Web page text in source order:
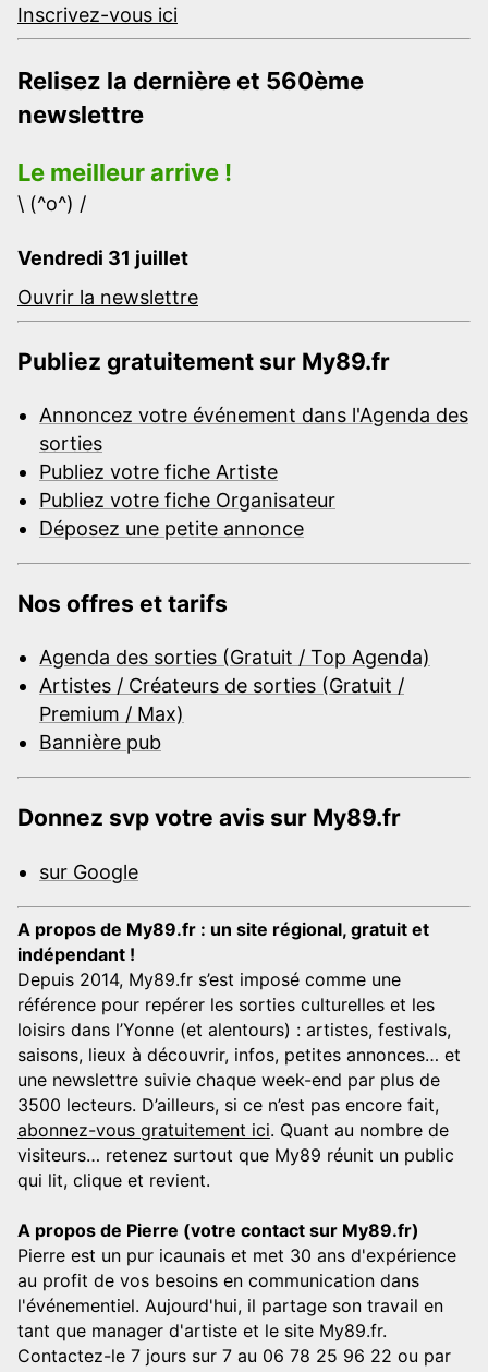
Inscrivez-vous ici
Relisez la dernière et 560ème
newslettre
Le meilleur arrive !
\ (^o^) /
Vendredi 31 juillet
Ouvrir la newslettre
Publiez gratuitement sur My89.fr
Annoncez votre événement dans l'Agenda des
sorties
Publiez votre fiche Artiste
Publiez votre fiche Organisateur
Déposez une petite annonce
Nos offres et tarifs
Agenda des sorties (Gratuit / Top Agenda)
Artistes / Créateurs de sorties (Gratuit /
Premium / Max)
Bannière pub
Donnez svp votre avis sur My89.fr
sur Google
A propos de My89.fr : un site régional, gratuit et
indépendant !
Depuis 2014, My89.fr s’est imposé comme une
référence pour repérer les sorties culturelles et les
loisirs dans l’Yonne (et alentours) : artistes, festivals,
saisons, lieux à découvrir, infos, petites annonces… et
une newslettre suivie chaque week-end par plus de
3500 lecteurs. D’ailleurs, si ce n’est pas encore fait,
abonnez-vous gratuitement ici. Quant au nombre de
visiteurs… retenez surtout que My89 réunit un public
qui lit, clique et revient.
A propos de Pierre (votre contact sur My89.fr)
Pierre est un pur icaunais et met 30 ans d'expérience
au profit de vos besoins en communication dans
l'événementiel. Aujourd'hui, il partage son travail en
tant que manager d'artiste et le site My89.fr.
Contactez-le 7 jours sur 7 au 06 78 25 96 22 ou par